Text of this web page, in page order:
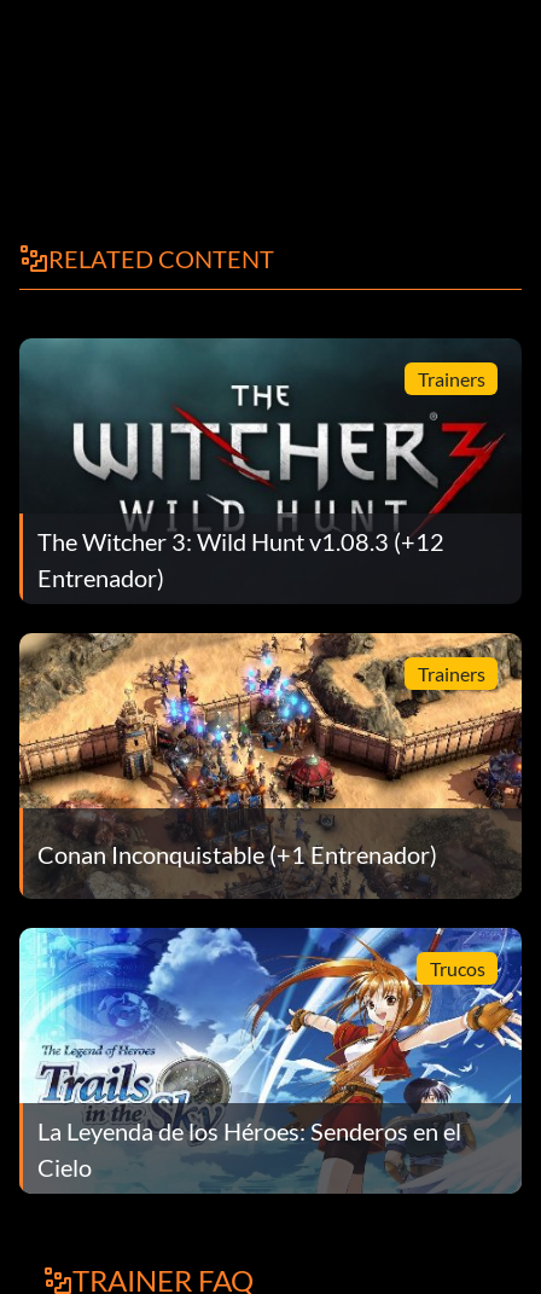
RELATED CONTENT
Trainers
The Witcher 3: Wild Hunt v1.08.3 (+12
Entrenador)
Trainers
Conan Inconquistable (+1 Entrenador)
Trucos
La Leyenda de los Héroes: Senderos en el
Cielo
TRAINER FAQ